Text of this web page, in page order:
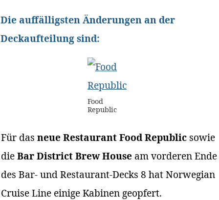
Die auffälligsten Änderungen an der
Deckaufteilung sind:
Food
Republic
Für dasneue Restaurant Food Republic sowie
dieBar District Brew House am vorderen Ende
des Bar- und Restaurant-Decks 8 hat Norwegian
Cruise Line einige Kabinen geopfert.